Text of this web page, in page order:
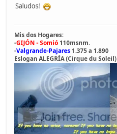
Saludos!
Mis dos Hogares:
-GIJÓN - Somió 110msnm.
-Valgrande-Pajares 1.375 a 1.890
Eslogan ALEGRÍA (Cirque du Soleil)